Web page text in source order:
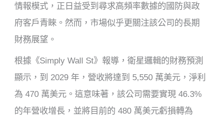
情報模式，正日益受到尋求高頻率數據的國防與政
府客戶青睞。然而，市場似乎更關注該公司的長期
財務展望。
根據《Simply Wall St》報導，衛星邏輯的財務預測
顯示，到 2029 年，營收將達到 5,550 萬美元，淨利
為 470 萬美元。這意味著，該公司需要實現 46.3%
的年營收增長，並將目前的 480 萬美元虧損轉為